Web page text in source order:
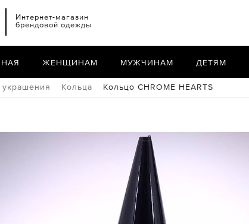
Интернет-магазин
брендовой одежды
ЖЕНЩИНАМ МУЖЧИНАМ ДЕТЯМ
Кольца Кольцо CHROME HEARTS